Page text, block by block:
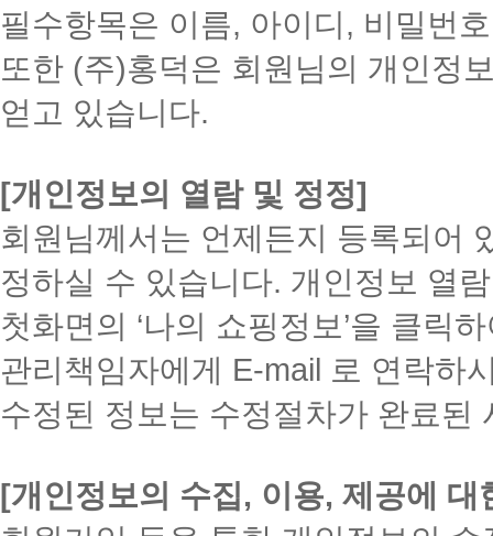
필수항목은 이름, 아이디, 비밀번
또한 (주)홍덕은 회원님의 개인정
얻고 있습니다.
[개인정보의 열람 및 정정]
회원님께서는 언제든지 등록되어
정하실 수 있습니다. 개인정보 열
첫화면의 ‘나의 쇼핑정보’을 클릭
관리책임자에게 E-mail 로 연락하
수정된 정보는 수정절차가 완료된
[개인정보의 수집, 이용, 제공에 대